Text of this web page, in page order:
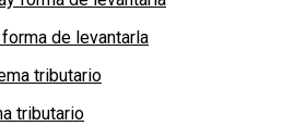
de levantarla
tributario